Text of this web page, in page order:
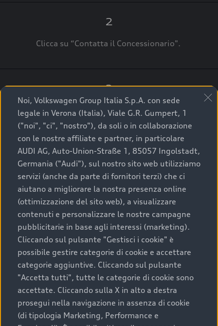
2
Clicca su “Contatta il Concessionario".
3
A breve verrai ricontattato dal Customer Care
Audi Center o direttamente dal Concessionario
che ti supporterà per finalizzare la tua richiesta.
La qualità di acquistare
un’auto usata Audi
Scegliere un’auto usata è una decisione che coniuga
convenienza, affidabilità e sostenibilità. Per fare un
acquisto sicuro, è essenziale considerare aspetti
determinanti come la garanzia inclusa e l’affidabilità del
marchio. Audi offre l’auto usata perfetta tramite Audi
Prima Scelta :plus
Noi, Volkswagen Group Italia S.p.A. con sede
legale in Verona (Italia), Viale G.R. Gumpert, 1
("noi", "ci", "nostro"), da soli o in collaborazione
con le nostre affiliate e partner, in particolare
AUDI AG, Auto-Union-Straße 1, 85057 Ingolstadt,
Germania ("Audi"), sul nostro sito web utilizziamo
servizi (anche da parte di fornitori terzi) che ci
aiutano a migliorare la nostra presenza online
(ottimizzazione del sito web), a visualizzare
contenuti e personalizzare le nostre campagne
pubblicitarie in base agli interessi (marketing).
Cliccando sul pulsante "Gestisci i cookie" è
possibile gestire categorie di cookie e accettare
categorie aggiuntive. Cliccando sul pulsante
"Accetta tutti", tutte le categorie di cookie sono
accettate. Cliccando sulla X in alto a destra
prosegui nella navigazione in assenza di cookie
(di tipologia Marketing, Performance e